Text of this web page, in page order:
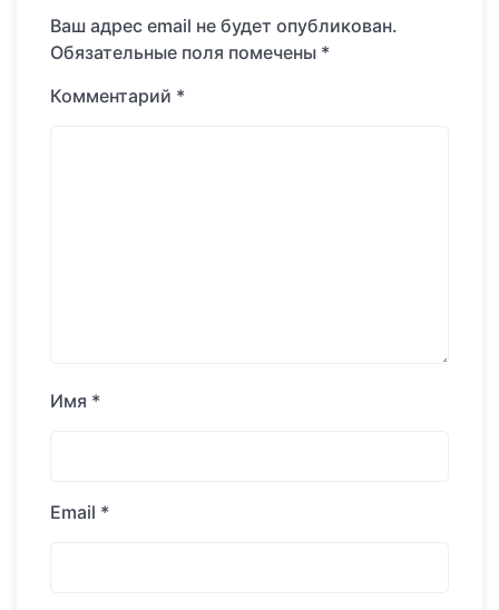
Ваш адрес email не будет опубликован.
Обязательные поля помечены *
Комментарий *
Имя *
Email *